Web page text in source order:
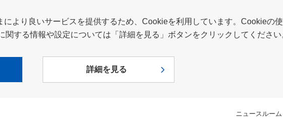
より良いサービスを提供するため、Cookieを利用しています。Cookieの
関する情報や設定については「詳細を見る」ボタンをクリックしてください
詳細を見る
ニュースルーム